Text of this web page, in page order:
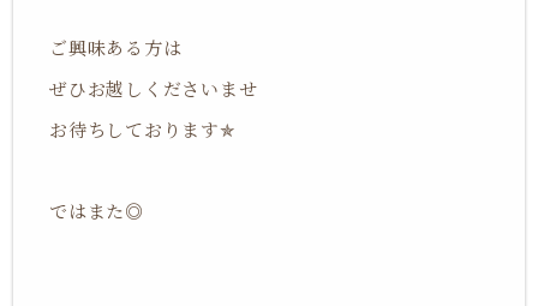
ご興味ある方は
ぜひお越しくださいませ
お待ちしております✯
ではまた◎